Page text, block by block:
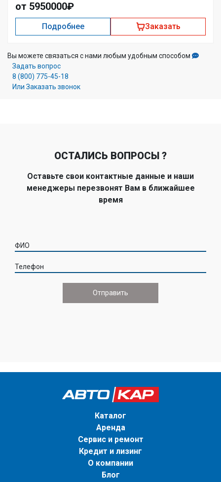
от 5950000₽
Подробнее Заказать
Вы можете связаться с нами любым удобным способом
Задать вопрос
8 (800) 775-45-18
Или Заказать звонок
ОСТАЛИСЬ ВОПРОСЫ ?
Оставьте свои контактные данные и наши
менеджеры перезвонят Вам в ближайшее
время
ФИО
Телефон
Каталог
Аренда
Сервис и ремонт
Кредит и лизинг
О компании
Блог